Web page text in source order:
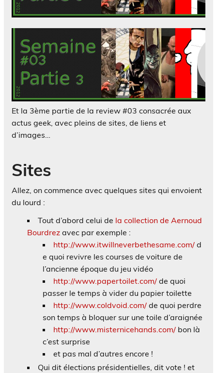
Et la 3ème partie de la review #03 consacrée aux
actus geek, avec pleins de sites, de liens et
d’images…
Sites
Allez, on commence avec quelques sites qui envoient
du lourd :
Tout d’abord celui de la collection de Aernoud
Bourdrez avec par exemple :
http://www.itwillneverbethesame.com/ d
e quoi revivre les courses de voiture de
l’ancienne époque du jeu vidéo
http://www.papertoilet.com/ de quoi
passer le temps à vider du papier toilette
http://www.coldvoid.com/ de quoi perdre
son temps à bloquer sur une toile d’araignée
http://www.misternicehands.com/ bon là
c’est surprise
et pas mal d’autres encore !
Qui dit élections présidentielles, dit vote ! et